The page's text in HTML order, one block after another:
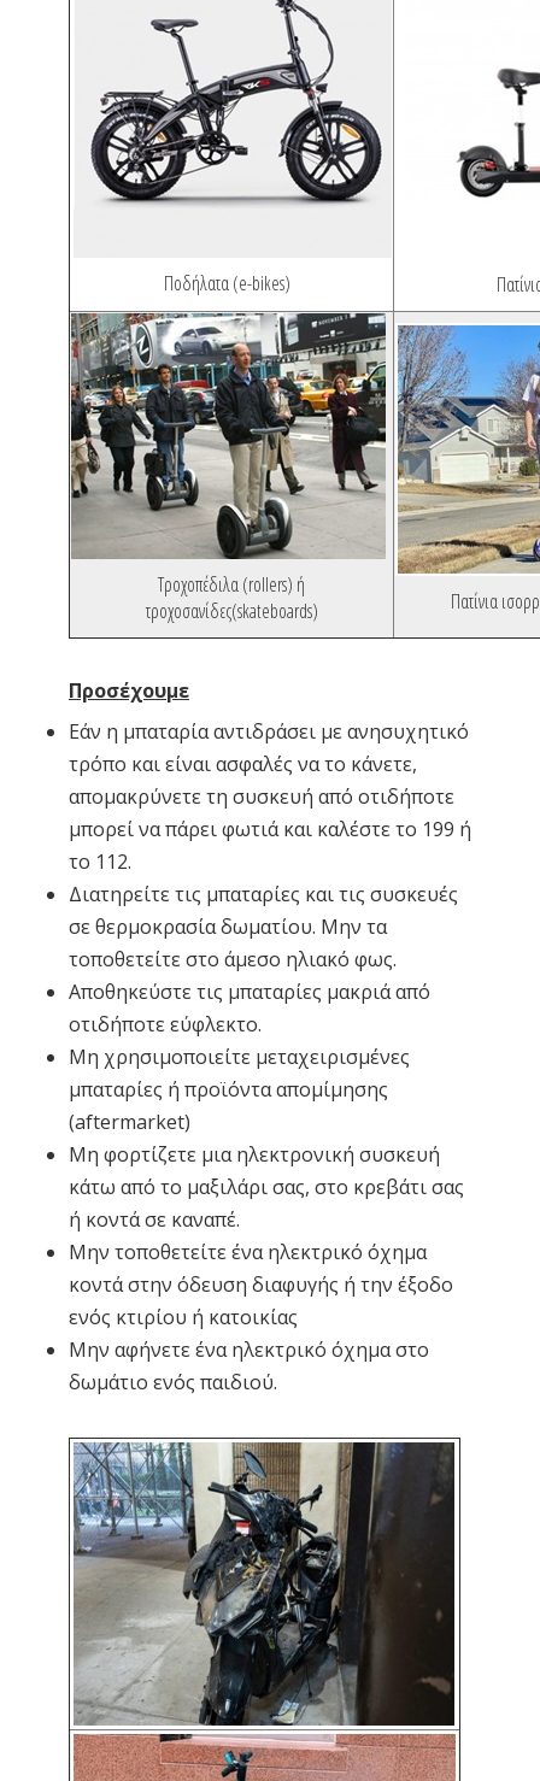
Ποδήλατα (e-bikes)
Τροχοπέδιλα (rollers) ή
τροχοσανίδες(skateboards)
Πατίνια
Προσέχουμε
Εάν η μπαταρία αντιδράσει με ανησυχητικό
τρόπο και είναι ασφαλές να το κάνετε,
απομακρύνετε τη συσκευή από οτιδήποτε
μπορεί να πάρει φωτιά και καλέστε το 199 ή
το 112.
Διατηρείτε τις μπαταρίες και τις συσκευές
σε θερμοκρασία δωματίου. Μην τα
τοποθετείτε στο άμεσο ηλιακό φως.
Αποθηκεύστε τις μπαταρίες μακριά από
οτιδήποτε εύφλεκτο.
Μη χρησιμοποιείτε μεταχειρισμένες
μπαταρίες ή προϊόντα απομίμησης
(aftermarket)
Μη φορτίζετε μια ηλεκτρονική συσκευή
κάτω από το μαξιλάρι σας, στο κρεβάτι σας
ή κοντά σε καναπέ.
Μην τοποθετείτε ένα ηλεκτρικό όχημα
κοντά στην όδευση διαφυγής ή την έξοδο
ενός κτιρίου ή κατοικίας
Μην αφήνετε ένα ηλεκτρικό όχημα στο
δωμάτιο ενός παιδιού.